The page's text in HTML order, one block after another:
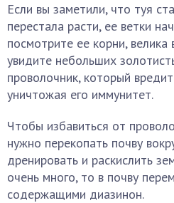
Если вы заметили, что туя
перестала расти, ее ветки
посмотрите ее корни,
увидите небольших
проволочник, который
уничтожая его иммунитет.
Чтобы избавиться от
нужно перекопать почву
дренировать и раскислить
очень много, то в почву
содержащими диазинон.